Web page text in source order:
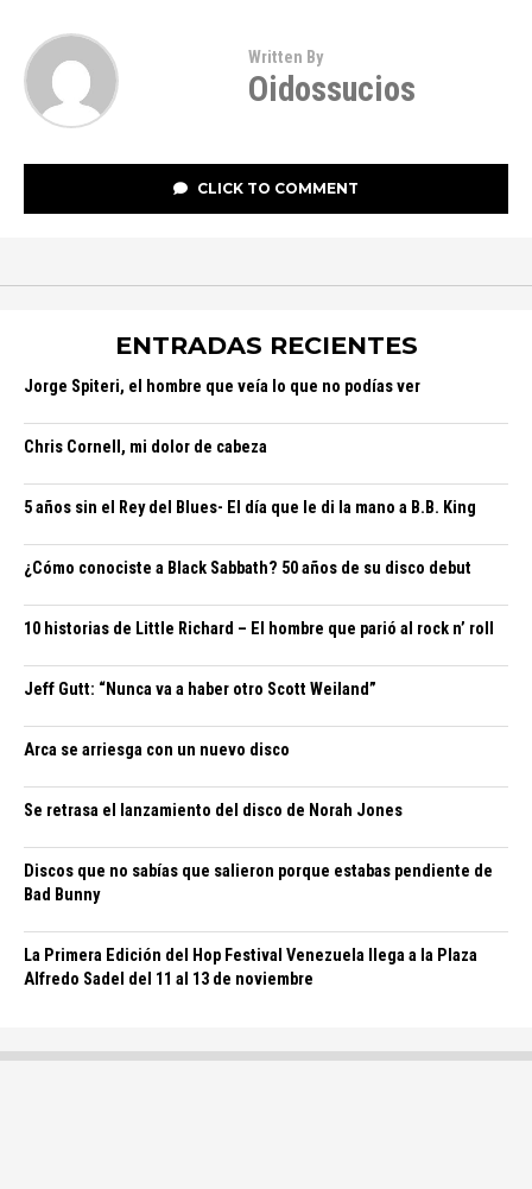
Written By
Oidossucios
CLICK TO COMMENT
ENTRADAS RECIENTES
Jorge Spiteri, el hombre que veía lo que no podías ver
Chris Cornell, mi dolor de cabeza
5 años sin el Rey del Blues- El día que le di la mano a B.B. King
¿Cómo conociste a Black Sabbath? 50 años de su disco debut
10 historias de Little Richard – El hombre que parió al rock n’ roll
Jeff Gutt: “Nunca va a haber otro Scott Weiland”
Arca se arriesga con un nuevo disco
Se retrasa el lanzamiento del disco de Norah Jones
Discos que no sabías que salieron porque estabas pendiente de
Bad Bunny
La Primera Edición del Hop Festival Venezuela llega a la Plaza
Alfredo Sadel del 11 al 13 de noviembre